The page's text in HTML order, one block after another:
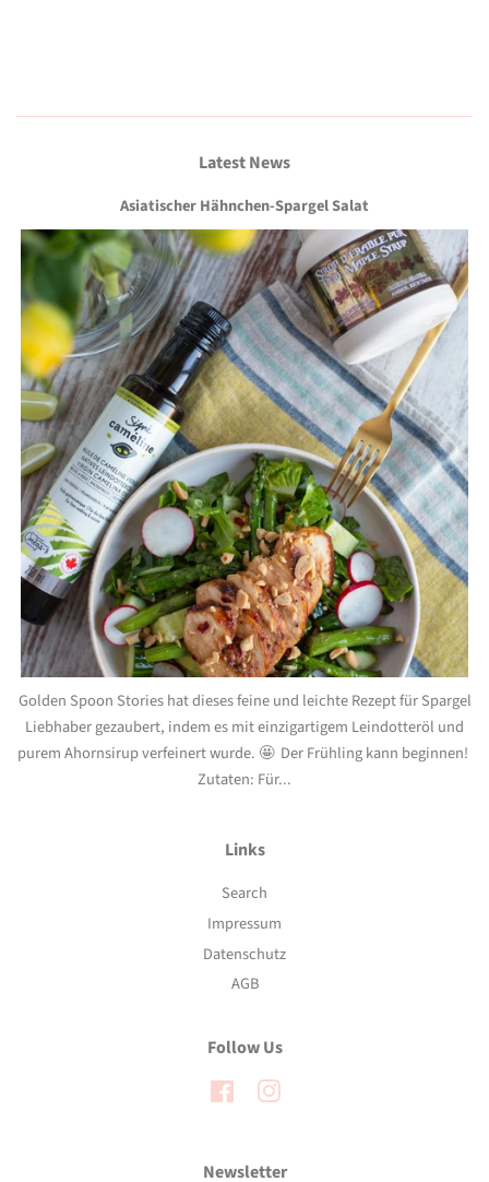
Latest News
Asiatischer Hähnchen-Spargel Salat
Golden Spoon Stories hat dieses feine und leichte Rezept für Spargel
Liebhaber gezaubert, indem es mit einzigartigem Leindotteröl und
purem Ahornsirup verfeinert wurde. 🤩 Der Frühling kann beginnen!
Zutaten: Für...
Links
Search
Impressum
Datenschutz
AGB
Follow Us
FacebookInstagram
Newsletter